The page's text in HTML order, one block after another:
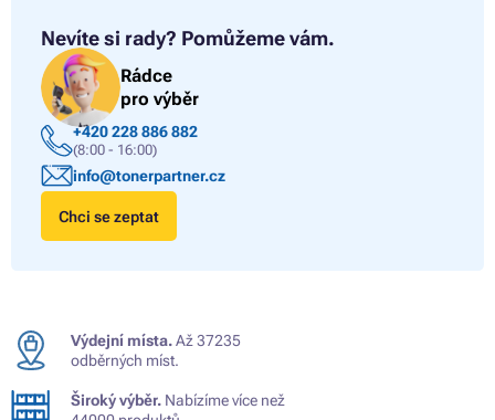
Nevíte si rady? Pomůžeme vám.
Rádce
pro výběr
+420 228 886 882
(8:00 - 16:00)
info@tonerpartner.cz
Chci se zeptat
Výdejní místa.Až 37235
odběrných míst.
Široký výběr. Nabízíme více než